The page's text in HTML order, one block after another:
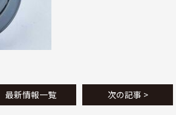
最新情報一覧 次の記事 >